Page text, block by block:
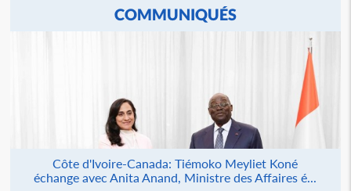
COMMUNIQUÉS
Côte d'Ivoire-Canada: Tiémoko Meyliet Koné
échange avec Anita Anand, Ministre des Affaires é...